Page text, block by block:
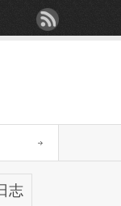
志